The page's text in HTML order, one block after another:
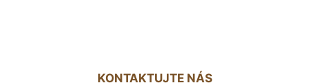
KONTAKTUJTE NÁS